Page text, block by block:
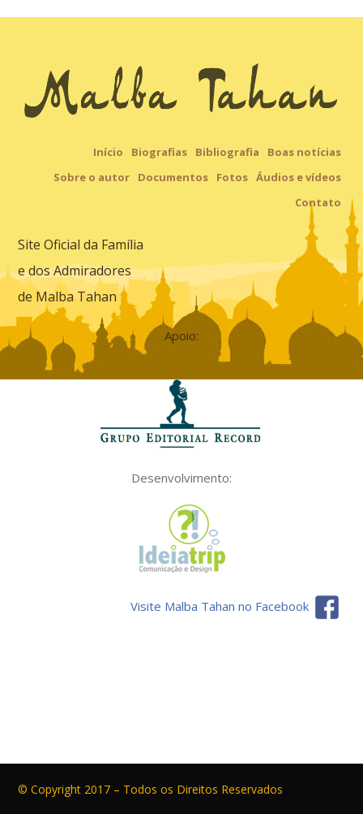
Início Biografias Bibliografia
Boas notícias
Sobre o autor
Documentos Fotos Áudios e vídeos
Contato
Site Oficial da Família
e dos Admiradores
de Malba Tahan
Apoio:
Desenvolvimento:
Visite Malba Tahan no Facebook
© Copyright 2017 – Todos os Direitos Reservados